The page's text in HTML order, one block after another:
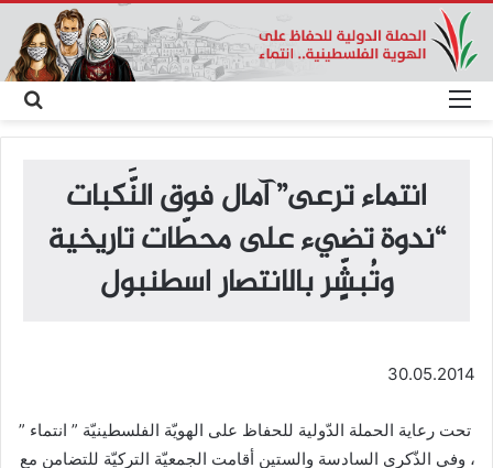
عن
القائمة
انتماء ترعى” آمال فوق النَّكبات
“ندوة تضيء على محطّات تاريخية
وتُبشٍّر بالانتصار اسطنبول
30.05.2014
تحت رعاية الحملة الدّولية للحفاظ على الهويّة الفلسطينيّة ” انتماء ”
، وفي الذّكرى السادسة والستين أقامت الجمعيّة التركيّة للتضامن مع